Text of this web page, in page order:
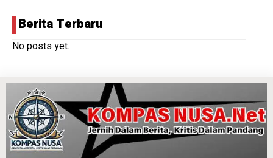
Berita Terbaru
No posts yet.